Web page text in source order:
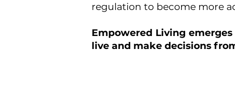
regulation to become more
Empowered Living
live and make decisions